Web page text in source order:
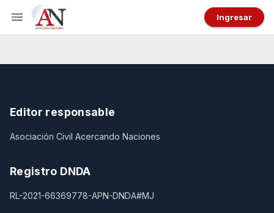
Ingresar
Editor responsable
Asociación Civil Acercando Naciones
Registro DNDA
RL-2021-66369778-APN-DNDA#MJ